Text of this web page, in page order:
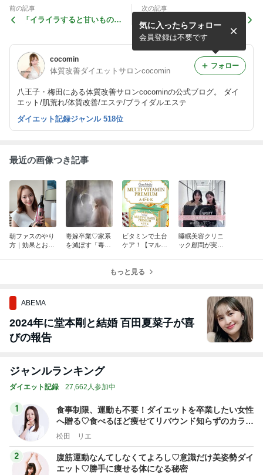
前の記事
「イライラすると甘いものを
次の記事
正しいクレンジングで美肌へ
✨
cocomin
体質改善ダイエットサロンcocomin
八王子・梅田にある体質改善サロンcocominの公式ブログ。 ダイ
エット/肌荒れ/体質改善/エステ/ブライダルエステ
気に入ったらフォロー
会員登録は不要です
フォロー
ダイエット記録ジャンル 518位
最近の画像つき記事
朝ファスのやり
方｜効果とおす
毒嫁卒業♡家系
を滅ぼす「毒
ビタミンで土台
ケア！【マルチ
K】
睡眠美容クリニ
ック顧問が実践
もっと見る
ABEMA
2024年に堂本剛と結婚 百田夏菜子が喜
びの報告
ジャンルランキング
ダイエット記録 27,662人参加中
1
食事制限、運動も不要！ダイエットを卒業したい女性
へ贈る♡食べるほど痩せてリバウンド知らずのカラダ
を手に入れる！
松田 リエ
2
腹筋運動なんてしなくてよろし♡意識だけ美姿勢ダイ
エット♡勝手に痩せる体になる秘密